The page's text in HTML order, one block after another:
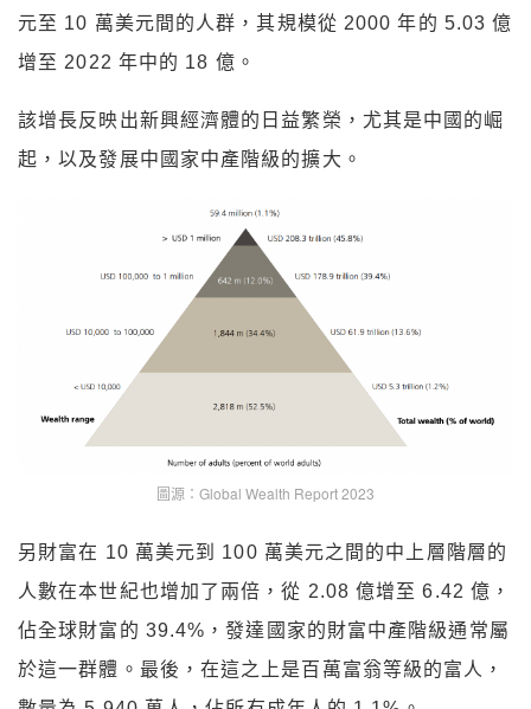
元至 10 萬美元間的人群，其規模從 2000 年的 5.03 億
增至 2022 年中的 18 億。
該增長反映出新興經濟體的日益繁榮，尤其是中國的崛
起，以及發展中國家中產階級的擴大。
圖源：Global Wealth Report 2023
另財富在 10 萬美元到 100 萬美元之間的中上層階層的
人數在本世紀也增加了兩倍，從 2.08 億增至 6.42 億，
佔全球財富的 39.4%，發達國家的財富中產階級通常屬
於這一群體。最後，在這之上是百萬富翁等級的富人，